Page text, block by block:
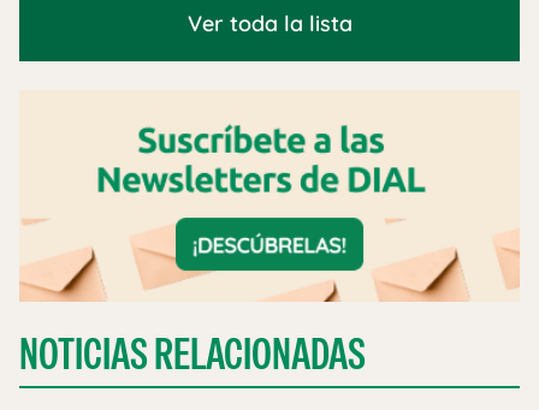
Ver toda la lista
NOTICIAS RELACIONADAS